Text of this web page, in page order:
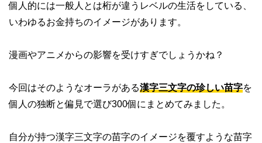
個人的には一般人とは桁が違うレベルの生活をしている、
いわゆるお金持ちのイメージがあります。
漫画やアニメからの影響を受けすぎでしょうかね？
今回はそのようなオーラがある漢字三文字の珍しい苗字を
個人の独断と偏見で選び300個にまとめてみました。
自分が持つ漢字三文字の苗字のイメージを覆すような苗字